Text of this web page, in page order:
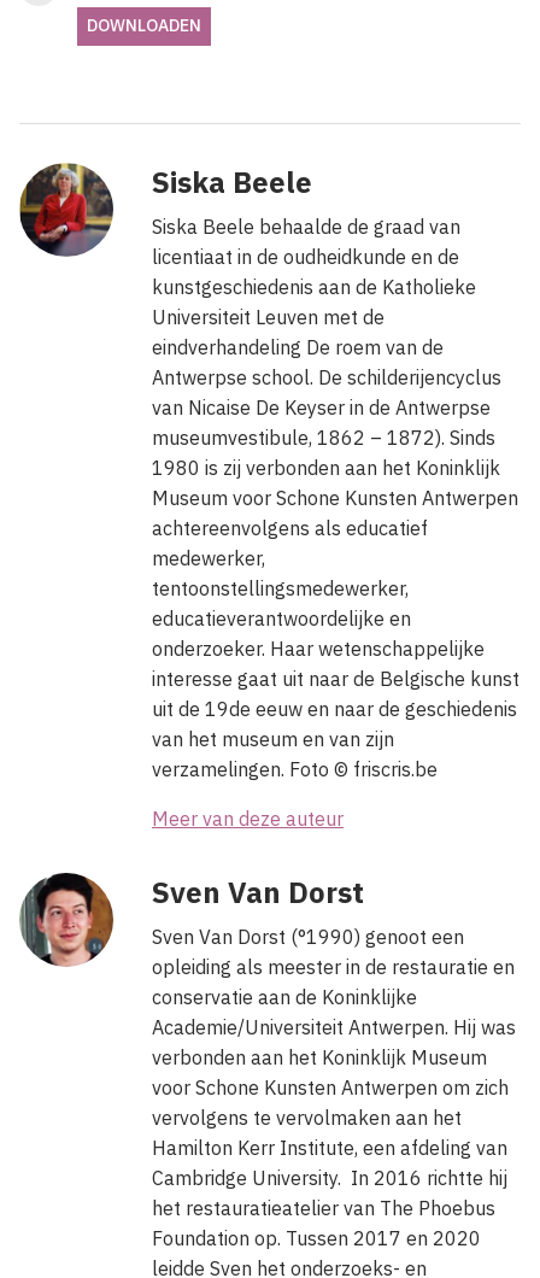
DOWNLOADEN
Siska Beele
Siska Beele behaalde de graad van
licentiaat in de oudheidkunde en de
kunstgeschiedenis aan de Katholieke
Universiteit Leuven met de
eindverhandeling De roem van de
Antwerpse school. De schilderijencyclus
van Nicaise De Keyser in de Antwerpse
museumvestibule, 1862 – 1872). Sinds
1980 is zij verbonden aan het Koninklijk
Museum voor Schone Kunsten Antwerpen
achtereenvolgens als educatief
medewerker,
tentoonstellingsmedewerker,
educatieverantwoordelijke en
onderzoeker. Haar wetenschappelijke
interesse gaat uit naar de Belgische kunst
uit de 19de eeuw en naar de geschiedenis
van het museum en van zijn
verzamelingen. Foto © friscris.be
Meer van deze auteur
Sven Van Dorst
Sven Van Dorst (°1990) genoot een
opleiding als meester in de restauratie en
conservatie aan de Koninklijke
Academie/Universiteit Antwerpen. Hij was
verbonden aan het Koninklijk Museum
voor Schone Kunsten Antwerpen om zich
vervolgens te vervolmaken aan het
Hamilton Kerr Institute, een afdeling van
Cambridge University. In 2016 richtte hij
het restauratieatelier van The Phoebus
Foundation op. Tussen 2017 en 2020
leidde Sven het onderzoeks- en